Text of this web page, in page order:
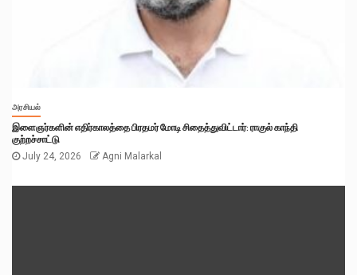
அரசியல்
இளைஞர்களின் எதிர்காலத்தை பிரதமர் மோடி சிதைத்துவிட்டார்: ராகுல் காந்தி
குற்றச்சாட்டு
July 24, 2026
Agni Malarkal